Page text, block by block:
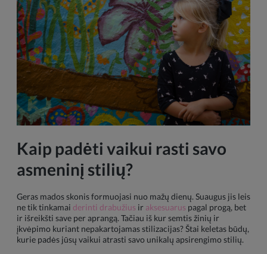
Kaip padėti vaikui rasti savo
asmeninį stilių?
Geras mados skonis formuojasi nuo mažų dienų. Suaugus jis leis
ne tik tinkamai derinti drabužius ir aksesuarus pagal progą, bet
ir išreikšti save per aprangą. Tačiau iš kur semtis žinių ir
įkvėpimo kuriant nepakartojamas stilizacijas? Štai keletas būdų,
kurie padės jūsų vaikui atrasti savo unikalų apsirengimo stilių.